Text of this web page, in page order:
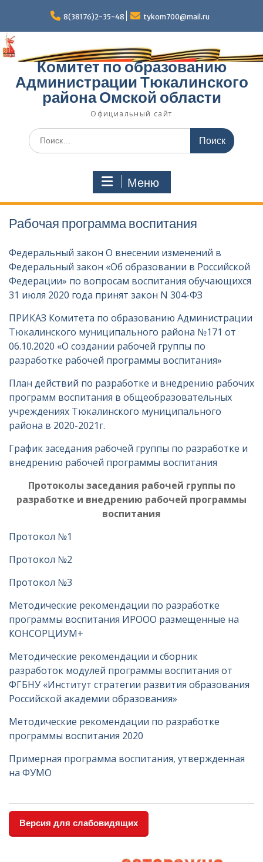
содержимому
8(38176)2-35-48 tykom700@mail.ru
Комитет по образованию
Администрации Тюкалинского
района Омской области
Официальный сайт
Поиск
по:
Меню
Рабочая программа воспитания
Федеральный закон О внесении изменений в
Федеральный закон «Об образовании в Российской
Федерации» по вопросам воспитания обучающихся
31 июля 2020 года принят закон N 304-ФЗ
ПРИКАЗ Комитета по образованию Администрации
Тюкалинского муниципального района №171 от
06.10.2020 «О создании рабочей группы по
разработке рабочей программы воспитания»
План действий по разработке и внедрению рабочих
программ воспитания в общеобразовательных
учреждениях Тюкалинского муниципального
района в 2020-2021г.
График заседания рабочей группы по разработке и
внедрению рабочей программы воспитания
Протоколы заседания рабочей группы по
разработке и внедрению рабочей программы
воспитания
Протокол №1
Протокол №2
Протокол №3
Методические рекомендации по разработке
программы воспитания ИРООО размещенные на
КОНСОРЦИУМ+
Методические рекомендации и сборник
разработок модулей программы воспитания от
ФГБНУ «Институт стратегии развития образования
Российской академии образования»
Методические рекомендации по разработке
программы воспитания 2020
Примерная программа воспитания, утвержденная
на ФУМО
Версия для слабовидящих